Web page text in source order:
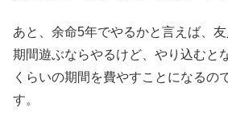
あと、余命5年でやるかと言えば、
期間遊ぶならやるけど、やり込むと
くらいの期間を費やすことになるの
す。